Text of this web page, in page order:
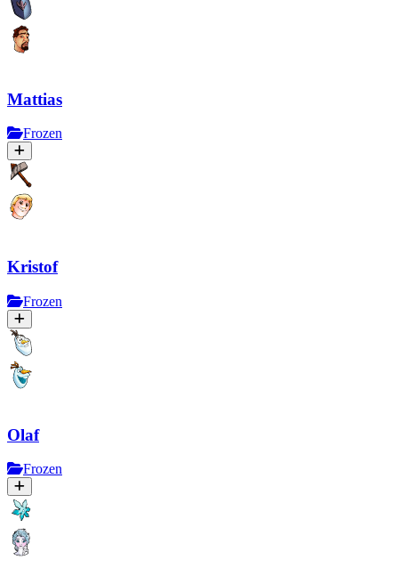
Mattias
Frozen
Kristof
Frozen
Olaf
Frozen